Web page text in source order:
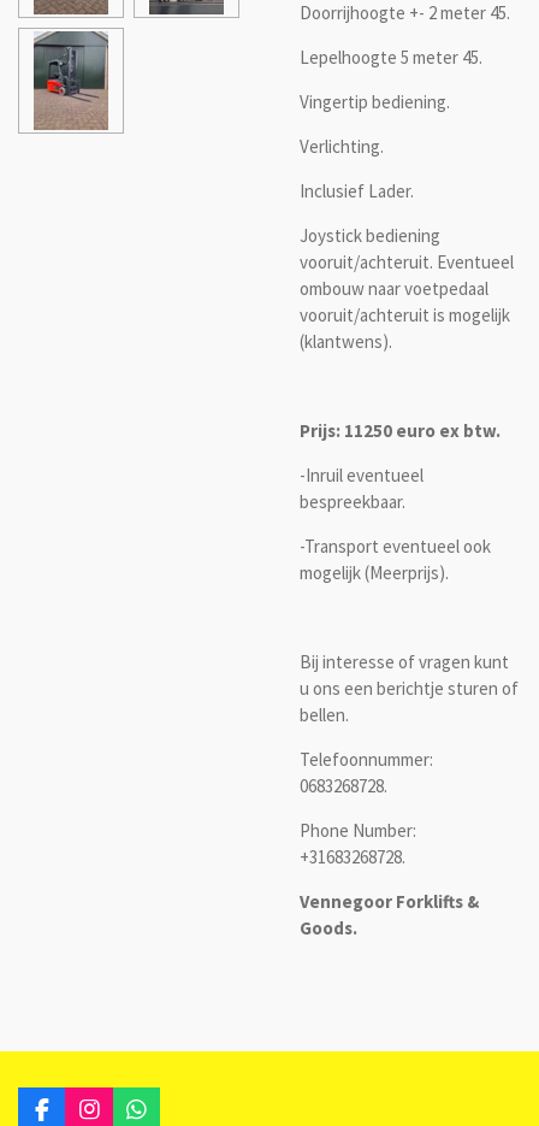
Doorrijhoogte +- 2 meter 45.
Lepelhoogte 5 meter 45.
Vingertip bediening.
Verlichting.
Inclusief Lader.
Joystick bediening
vooruit/achteruit. Eventueel
ombouw naar voetpedaal
vooruit/achteruit is mogelijk
(klantwens).
Prijs: 11250 euro ex btw.
-Inruil eventueel
bespreekbaar.
-Transport eventueel ook
mogelijk (Meerprijs).
Bij interesse of vragen kunt
u ons een berichtje sturen of
bellen.
Telefoonnummer:
0683268728.
Phone Number:
+31683268728.
Vennegoor Forklifts &
Goods.
F I W